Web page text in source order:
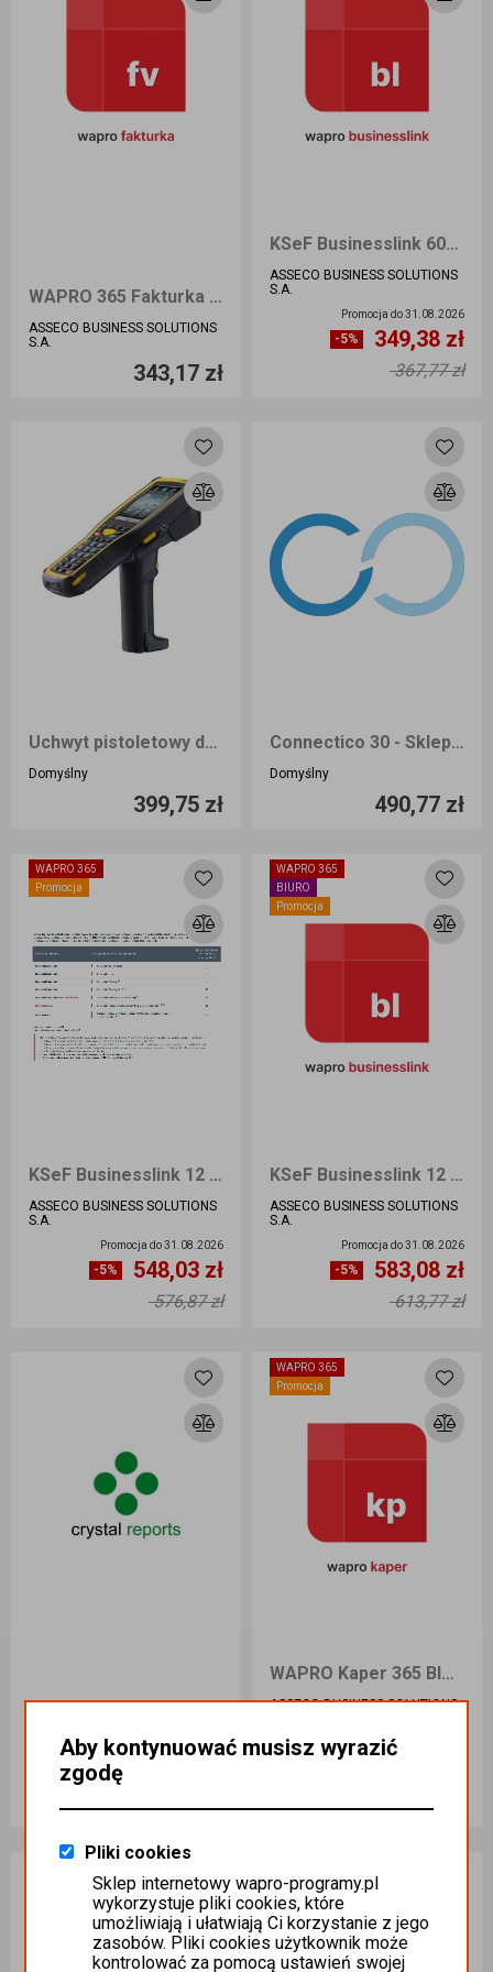
WAPRO 365 Fakturka START - Nowa licencja
ASSECO BUSINESS SOLUTIONS
S.A.
343,17 zł
Ilość sztuk
KSeF Businesslink 6000 BIURO 360 dni, Pakiet 6 000 ePunktów
ASSECO BUSINESS SOLUTIONS
S.A.
Promocja do31.08.2026
-5% 349,38 zł
367,77 zł
Ilość sztuk
Uchwyt pistoletowy do CipherLab 9700 Pistol Grip
Domyślny
399,75 zł
Ilość sztuk
Connectico 30 - Sklep internetowy dla WAPRO Mag
Domyślny
490,77 zł
Ilość sztuk
WAPRO 365
Promocja
KSeF Businesslink 12 000 BIZNES 360 dni, Pakiet 12 000 ePunktów
ASSECO BUSINESS SOLUTIONS
S.A.
Promocja do31.08.2026
-5% 548,03 zł
576,87 zł
Ilość sztuk
WAPRO 365
BIURO
Promocja
KSeF Businesslink 12 000 BIURO 360 dni, Pakiet 12 000 ePunktów
ASSECO BUSINESS SOLUTIONS
S.A.
Promocja do31.08.2026
-5% 583,08 zł
613,77 zł
Ilość sztuk
MSS Stan Rozrachunków na Dzień - Raport CR dla WAPRO Mag
MS SYSTEMS
613,77 zł
Ilość sztuk
Dodaj do koszyka
WAPRO 365
Promocja
WAPRO Kaper 365 BIZNES Przedłużenie
ASSECO BUSINESS SOLUTIONS
Promocja do
Aby kontynuować musisz wyrazić
zgodę
Pliki cookies
Sklep internetowy wapro-programy.pl
wykorzystuje pliki cookies, które
umożliwiają i ułatwiają Ci korzystanie z jego
zasobów. Pliki cookies użytkownik może
kontrolować za pomocą ustawień swojej